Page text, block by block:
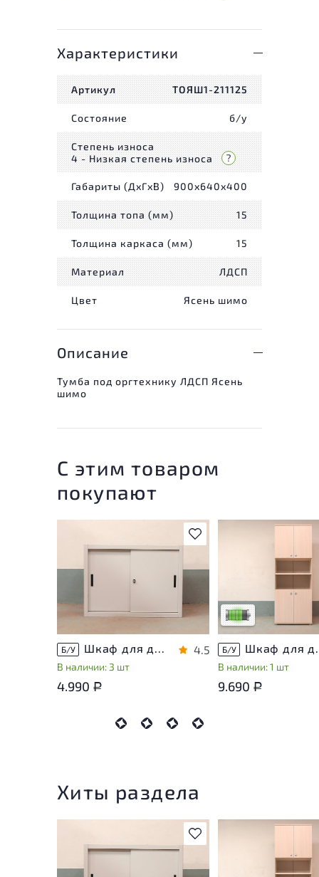
Характеристики
Артикул ТОЯШ1-211125
Состояние б/у
Степень износа
4 - Низкая степень износа
Габариты (ДxГxВ) 900x640x400
Толщина топа (мм) 15
Толщина каркаса (мм) 15
Материал ЛДСП
Цвет Ясень шимо
Описание
Тумба под оргтехнику ЛДСП Ясень
шимо
С этим товаром
покупают
В избранное
Б/У Шкаф для документов Металл
В наличии: 3 шт
4.5
4.990 Р
незначительные
эксплуатации, не
использования
Низкая степень
Б/У Шкаф для
В наличии: 1 шт
9.690 Р
Хиты раздела
В избранное
незначительные
эксплуатации, не